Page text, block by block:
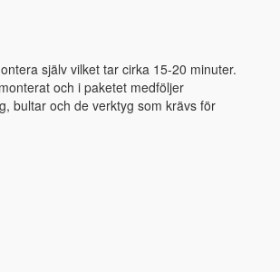
själv vilket tar cirka 15-20 minuter.
och i paketet medföljer
bultar och de verktyg som krävs för